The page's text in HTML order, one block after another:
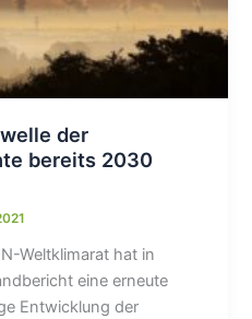
der
bereits 2030
Weltklimarat hat in
eine erneute
Entwicklung der